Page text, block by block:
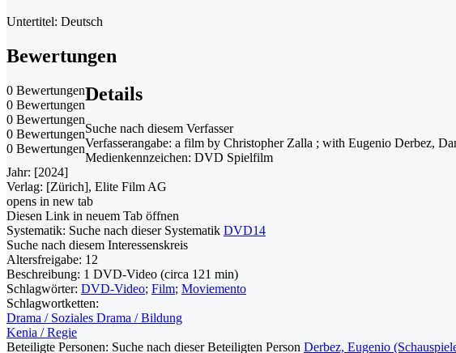
Untertitel: Deutsch
Bewertungen
0 Bewertungen
0 Bewertungen
0 Bewertungen
0 Bewertungen
0 Bewertungen
Details
Suche nach diesem Verfasser
Verfasserangabe: a film by Christopher Zalla ; with Eugenio Derbez,
Medienkennzeichen: DVD Spielfilm
Jahr: [2024]
Verlag: [Zürich], Elite Film AG
opens in new tab
Diesen Link in neuem Tab öffnen
Systematik: Suche nach dieser Systematik DVD14
Suche nach diesem Interessenskreis
Altersfreigabe: 12
Beschreibung: 1 DVD-Video (circa 121 min)
Schlagwörter: DVD-Video; Film; Moviemento
Schlagwortketten:
Drama / Soziales Drama / Bildung
Kenia / Regie
Beteiligte Personen: Suche nach dieser Beteiligten Person Derbez, Eugenio